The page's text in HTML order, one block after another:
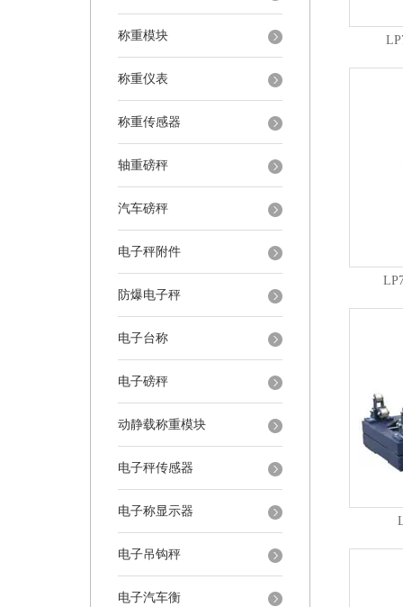
称重模块
称重仪表
称重传感器
轴重磅秤
汽车磅秤
电子秤附件
防爆电子秤
电子台称
电子磅秤
动静载称重模块
电子秤传感器
电子称显示器
电子吊钩秤
电子汽车衡